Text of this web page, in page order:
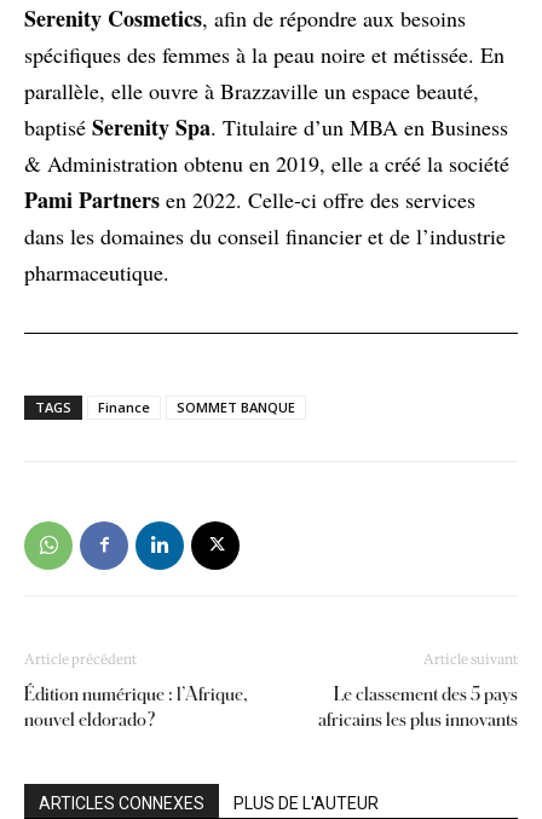
Serenity Cosmetics, afin de répondre aux besoins
spécifiques des femmes à la peau noire et métissée. En
parallèle, elle ouvre à Brazzaville un espace beauté,
baptisé Serenity Spa. Titulaire d’un MBA en Business
& Administration obtenu en 2019, elle a créé la société
Pami Partners en 2022. Celle-ci offre des services
dans les domaines du conseil financier et de l’industrie
pharmaceutique.
TAGS Finance SOMMET BANQUE
Article précédent
Édition numérique : l’Afrique,
nouvel eldorado ?
Article suivant
Le classement des 5 pays
africains les plus innovants
ARTICLES CONNEXES PLUS DE L'AUTEUR